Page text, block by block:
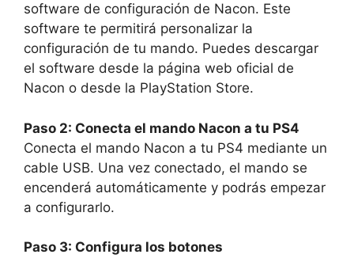
software de configuración de Nacon. Este
software te permitirá personalizar la
configuración de tu mando. Puedes descargar
el software desde la página web oficial de
Nacon o desde la PlayStation Store.
Paso 2: Conecta el mando Nacon a tu PS4
Conecta el mando Nacon a tu PS4 mediante un
cable USB. Una vez conectado, el mando se
encenderá automáticamente y podrás empezar
a configurarlo.
Paso 3: Configura los botones